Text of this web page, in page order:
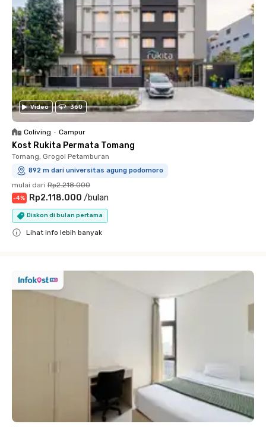
Video 360
Coliving • Campur
Kost Rukita Permata Tomang
Tomang, Grogol Petamburan
892 m dari universitas agung podomoro
mulai dari Rp2.218.000
-4% Rp2.118.000 /bulan
Diskon di bulan pertama
Lihat info lebih banyak